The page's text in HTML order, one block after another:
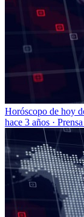
Horóscopo de hoy
hace 3 años ·